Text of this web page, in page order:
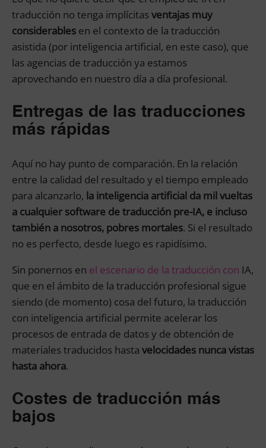
traducción no tenga implícitas ventajas muy
considerables en el contexto de la traducción
asistida (por inteligencia artificial, en este caso), que
las agencias de traducción ya estamos
aprovechando en nuestro día a día profesional.
Entregas de las traducciones
más rápidas
Aquí no hay punto de comparación. En la relación
entre la calidad del resultado y el tiempo empleado
para alcanzarlo, la inteligencia artificial da mil vueltas
a cualquier software de traducción pre-IA, e incluso
también a nosotros, pobres mortales. Si el resultado
no es perfecto, desde luego es rapidísimo.
Sin ponernos en el escenario de la traducción con IA,
que en el ámbito de la traducción profesional sigue
siendo (de momento) cosa del futuro, la traducción
con inteligencia artificial permite acelerar los
procesos de entrada de datos y de obtención de
materiales traducidos hasta velocidades nunca vistas
hasta ahora.
Costes de traducción más
bajos